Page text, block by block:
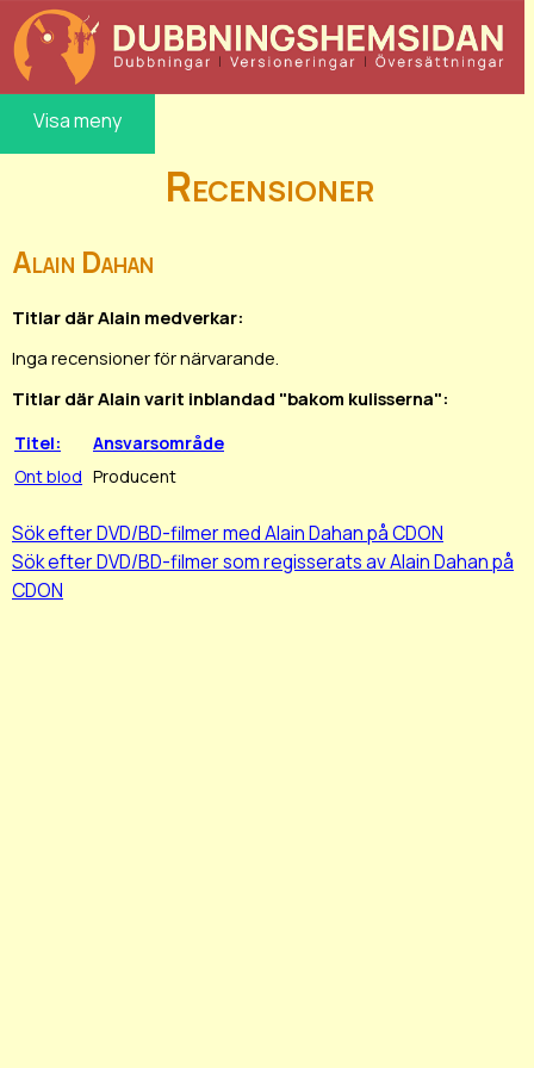
Visa meny
Recensioner
Alain Dahan
Titlar där Alain medverkar:
Inga recensioner för närvarande.
Titlar där Alain varit inblandad "bakom kulisserna":
Titel:
Ansvarsområde
Ont blod Producent
Sök efter DVD/BD-filmer med Alain Dahan på CDON
Sök efter DVD/BD-filmer som regisserats av Alain Dahan på
CDON